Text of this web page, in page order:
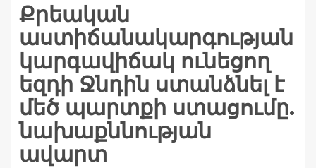
Քրեական
աստիճանակարգության
կարգավիճակ ունեցող
եզդի Ջնդին ստանձնել է
մեծ պարտքի ստացումը.
նախաքննության
ավարտ